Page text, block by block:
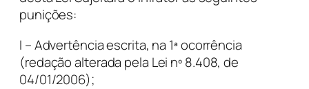
punições:
I – Advertência escrita, na 1ª ocorrência
(redação alterada pela Lei nº 8.408, de
04/01/2006);